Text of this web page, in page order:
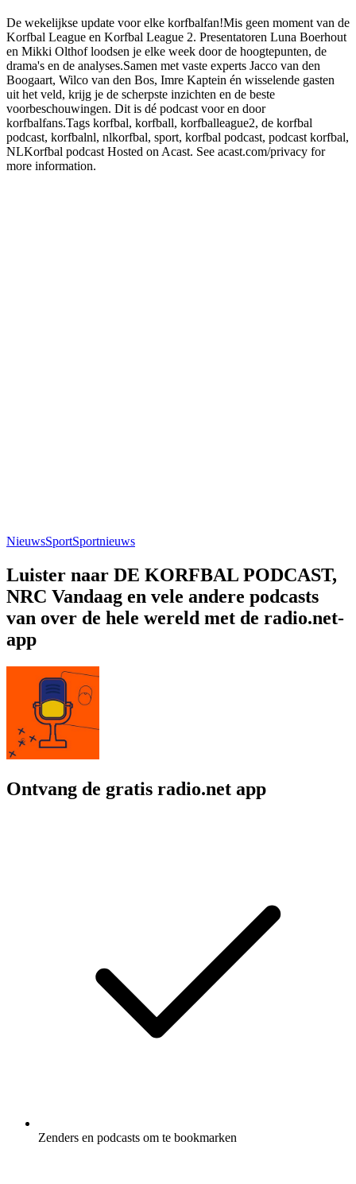
De wekelijkse update voor elke korfbalfan!Mis geen moment van de
Korfbal League en Korfbal League 2. Presentatoren Luna Boerhout
en Mikki Olthof loodsen je elke week door de hoogtepunten, de
drama's en de analyses.Samen met vaste experts Jacco van den
Boogaart, Wilco van den Bos, Imre Kaptein én wisselende gasten
uit het veld, krijg je de scherpste inzichten en de beste
voorbeschouwingen. Dit is dé podcast voor en door
korfbalfans.Tags korfbal, korfball, korfballeague2, de korfbal
podcast, korfbalnl, nlkorfbal, sport, korfbal podcast, podcast korfbal,
NLKorfbal podcast Hosted on Acast. See acast.com/privacy for
more information.
NieuwsSportSportnieuws
Luister naar DE KORFBAL PODCAST,
NRC Vandaag en vele andere podcasts
van over de hele wereld met de radio.net-
app
Ontvang de gratis radio.net app
Zenders en podcasts om te bookmarken